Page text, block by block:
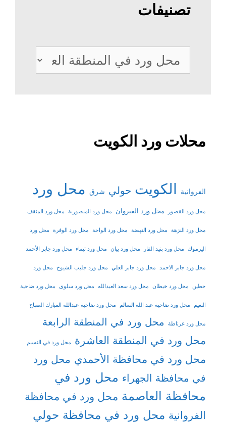
تصنيفات
تصنيفات
محلات ورد الكويت
الفروانية الكويت حولي شرق محل ورد
محل ورد القصور محل ورد القيروان محل ورد المنصورية محل ورد المنقف
محل ورد النزهة محل ورد النهضة محل ورد الواحة محل ورد الوفرة محل ورد
اليرموك محل ورد بنيد القار محل ورد بيان محل ورد تيماء محل ورد جابر الأحمد
محل ورد جابر الاحمد محل ورد جابر العلي محل ورد جليب الشيوخ محل ورد
حطين محل ورد خيطان محل ورد سعد العبدالله محل ورد سلوى محل ورد ضاحية
النعيم محل ورد ضاحية عبد الله السالم محل ورد ضاحية عبدالله المبارك الصباح
محل ورد غرناطة
محل ورد في المنطقة الرابعة
محل ورد في المنطقة العاشرة
محل ورد في النسيم
محل ورد في محافظة الأحمدي محل ورد
في محافظة الجهراء محل ورد في
محافظة العاصمة محل ورد في محافظة
الفروانية محل ورد في محافظة حولي